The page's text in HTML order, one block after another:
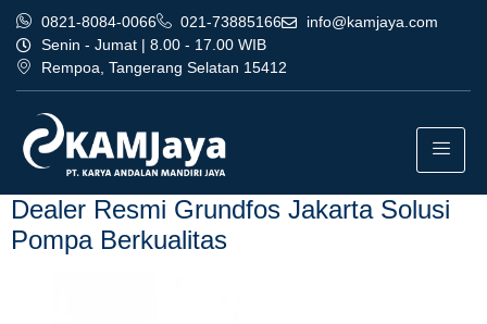
0821-8084-0066 021-73885166
info@kamjaya.com
Senin - Jumat | 8.00 - 17.00 WIB
Rempoa, Tangerang Selatan 15412
Tag:
jakarta profesional bandung
Dealer Resmi Grundfos Jakarta Solusi
Pompa Berkualitas